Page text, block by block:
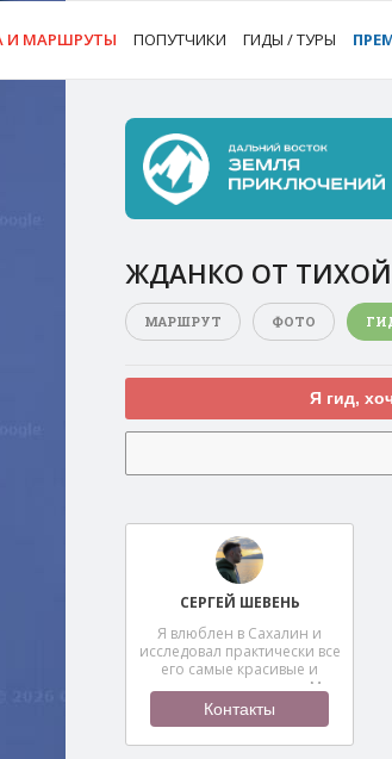
И МАРШРУТЫ ПОПУТЧИКИ ГИДЫ / ТУРЫ
ЖДАНКО ОТ
МАРШРУТ ФОТО
Я гид,
СЕРГЕЙ ШЕВЕНЬ
Я влюблен в Сахалин и
исследовал практически все
его самые красивые и
труднодоступные пики. Моя
…
Контакты